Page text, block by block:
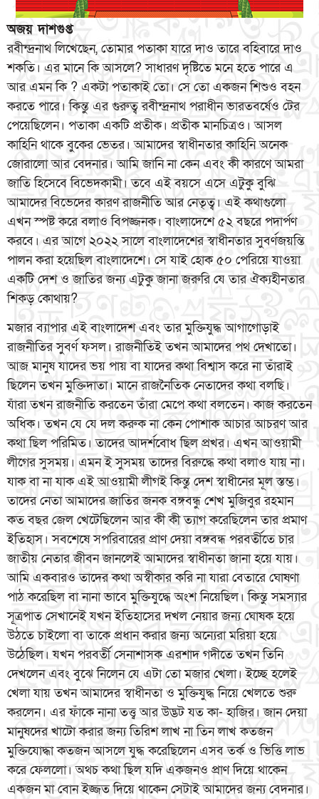
অজয় দাশগুপ্ত
রবীন্দ্রনাথ লিখেছেন, তোমার পতাকা যারে দাও তারে বহিবারে দাও
শকতি। এর মানে কি আসলে? সাধারণ দৃষ্টিতে মনে হতে পারে এ
আর এমন কি ? একটা পতাকাই তো। সে তো একজন শিশুও বহন
করতে পারে। কিন্তু এর গুরুত্ব রবীন্দ্রনাথ পরাধীন ভারতবর্ষেও টের
পেয়েছিলেন। পতাকা একটি প্রতীক। প্রতীক মানচিত্রও। আসল
কাহিনি থাকে বুকের ভেতর। আমাদের স্বাধীনতার কাহিনি অনেক
জোরালো আর বেদনার। আমি জানি না কেন এবং কী কারণে আমরা
জাতি হিসেবে বিভেদকামী। তবে এই বয়সে এসে এটুকু বুঝি
আমাদের বিভেদের কারণ রাজনীতি আর নেতৃত্ব। এই কথাগুলো
এখন স্পষ্ট করে বলাও বিপজ্জনক। বাংলাদেশে ৫২ বছরে পদার্পণ
করবে। এর আগে ২০২২ সালে বাংলাদেশের স্বাধীনতার সুবর্ণজয়ন্তি
পালন করা হয়েছিল বাংলাদেশে। সে যাই হোক ৫০ পেরিয়ে যাওয়া
একটি দেশ ও জাতির জন্য এটুকু জানা জরুরি যে তার ঐক্যহীনতার
শিকড় কোথায়?
মজার ব্যাপার এই বাংলাদেশ এবং তার মুক্তিযুদ্ধ আগাগোড়াই
রাজনীতির সুবর্ণ ফসল। রাজনীতিই তখন আমাদের পথ দেখাতো।
আজ মানুষ যাদের ভয় পায় বা যাদের কথা বিশ্বাস করে না তাঁরাই
ছিলেন তখন মুক্তিদাতা। মানে রাজনৈতিক নেতাদের কথা বলছি।
যাঁরা তখন রাজনীতি করতেন তাঁরা মেপে কথা বলতেন। কাজ করতেন
অধিক। তখন যে যে দল করুক না কেন পোশাক আচার আচরণ আর
কথা ছিল পরিমিত। তাদের আদর্শবোধ ছিল প্রখর। এখন আওয়ামী
লীগের সুসময়। এমন ই সুসময় তাদের বিরুদ্ধে কথা বলাও যায় না।
যাক বা না যাক এই আওয়ামী লীগই কিন্তু দেশ স্বাধীনের মূল স্তম্ভ।
তাদের নেতা আমাদের জাতির জনক বঙ্গবন্ধু শেখ মুজিবুর রহমান
কত বছর জেল খেটেছিলেন আর কী কী ত্যাগ করেছিলেন তার প্রমাণ
ইতিহাস। সবশেষে সপরিবারের প্রাণ দেয়া বঙ্গবন্ধ পরবর্তীতে চার
জাতীয় নেতার জীবন জানলেই আমাদের স্বাধীনতা জানা হয়ে যায়।
আমি একবারও তাদের কথা অস্বীকার করি না যারা বেতারে ঘোষণা
পাঠ করেছিল বা নানা ভাবে মুক্তিযুদ্ধে অংশ নিয়েছিল। কিন্তু সমস্যার
সূত্রপাত সেখানেই যখন ইতিহাসের দখল নেয়ার জন্য ঘোষক হয়ে
উঠতে চাইলো বা তাকে প্রধান করার জন্য অন্যেরা মরিয়া হয়ে
উঠেছিল। যখন পরবর্তী সেনাশাসক এরশাদ গদীতে তখন তিনি
দেখলেন এবং বুঝে নিলেন যে এটা তো মজার খেলা। ইচ্ছে হলেই
খেলা যায় তখন আমাদের স্বাধীনতা ও মুক্তিযুদ্ধ নিয়ে খেলতে শুরু
করলেন। এর ফাঁকে নানা তত্ত্ব আর উদ্ভট যত কা- হাজির। জান দেয়া
মানুষদের খাটো করার জন্য তিরিশ লাখ না তিন লাখ কতজন
মুক্তিযোদ্ধা কতজন আসলে যুদ্ধ করেছিলেন এসব তর্ক ও ভিত্তি লাভ
করে ফেললো। অথচ কথা ছিল যদি একজনও প্রাণ দিয়ে থাকেন
একজন মা বোন ইজ্জত দিয়ে থাকেন সেটাই আমাদের জন্য বেদনার।